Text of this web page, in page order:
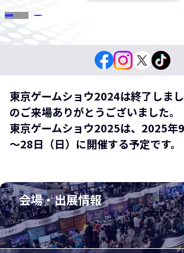
東京ゲームショウ2024は終了しま
のご来場ありがとうございました。
東京ゲームショウ2025は、2025年9
～28日（日）に開催する予定です。
会場・出展情報